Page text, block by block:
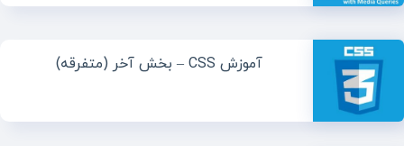
آموزش CSS – بخش آخر (متفرقه)